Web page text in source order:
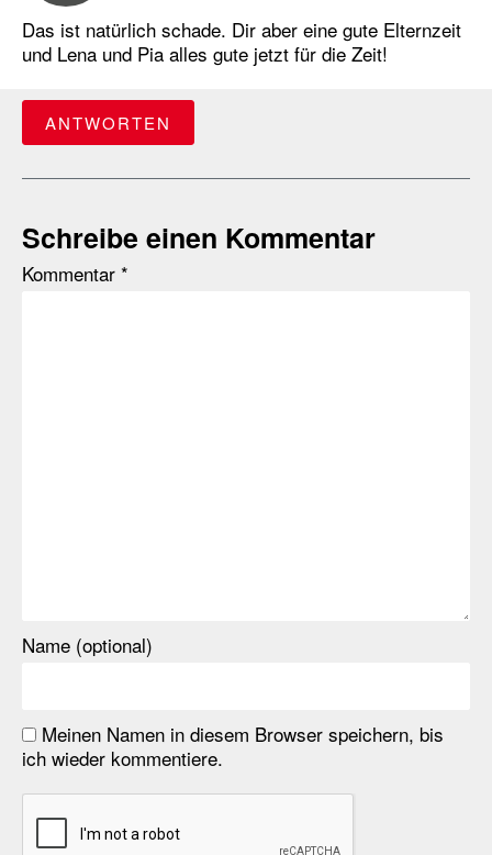
Das ist natürlich schade. Dir aber eine gute Elternzeit
und Lena und Pia alles gute jetzt für die Zeit!
ANTWORTEN
Schreibe einen Kommentar
Kommentar *
Name (optional)
Meinen Namen in diesem Browser speichern, bis
ich wieder kommentiere.